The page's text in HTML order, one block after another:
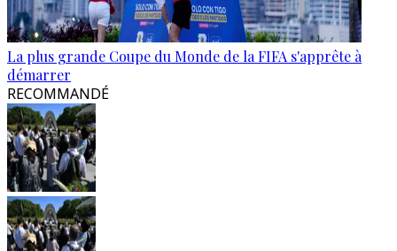
La plus grande Coupe du Monde de la FIFA s'apprête à
démarrer
RECOMMANDÉ